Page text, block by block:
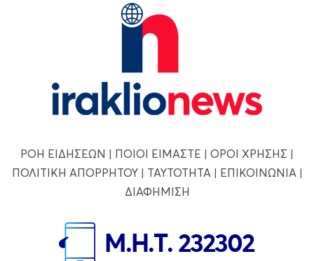
ΡΟΗ ΕΙΔΗΣΕΩΝ | ΠΟΙΟΙ ΕΙΜΑΣΤΕ | ΟΡΟΙ ΧΡΗΣΗΣ |
ΠΟΛΙΤΙΚΗ ΑΠΟΡΡΗΤΟΥ| ΤΑΥΤΟΤΗΤΑ | ΕΠΙΚΟΙΝΩΝΙΑ |
ΔΙΑΦΗΜΙΣΗ